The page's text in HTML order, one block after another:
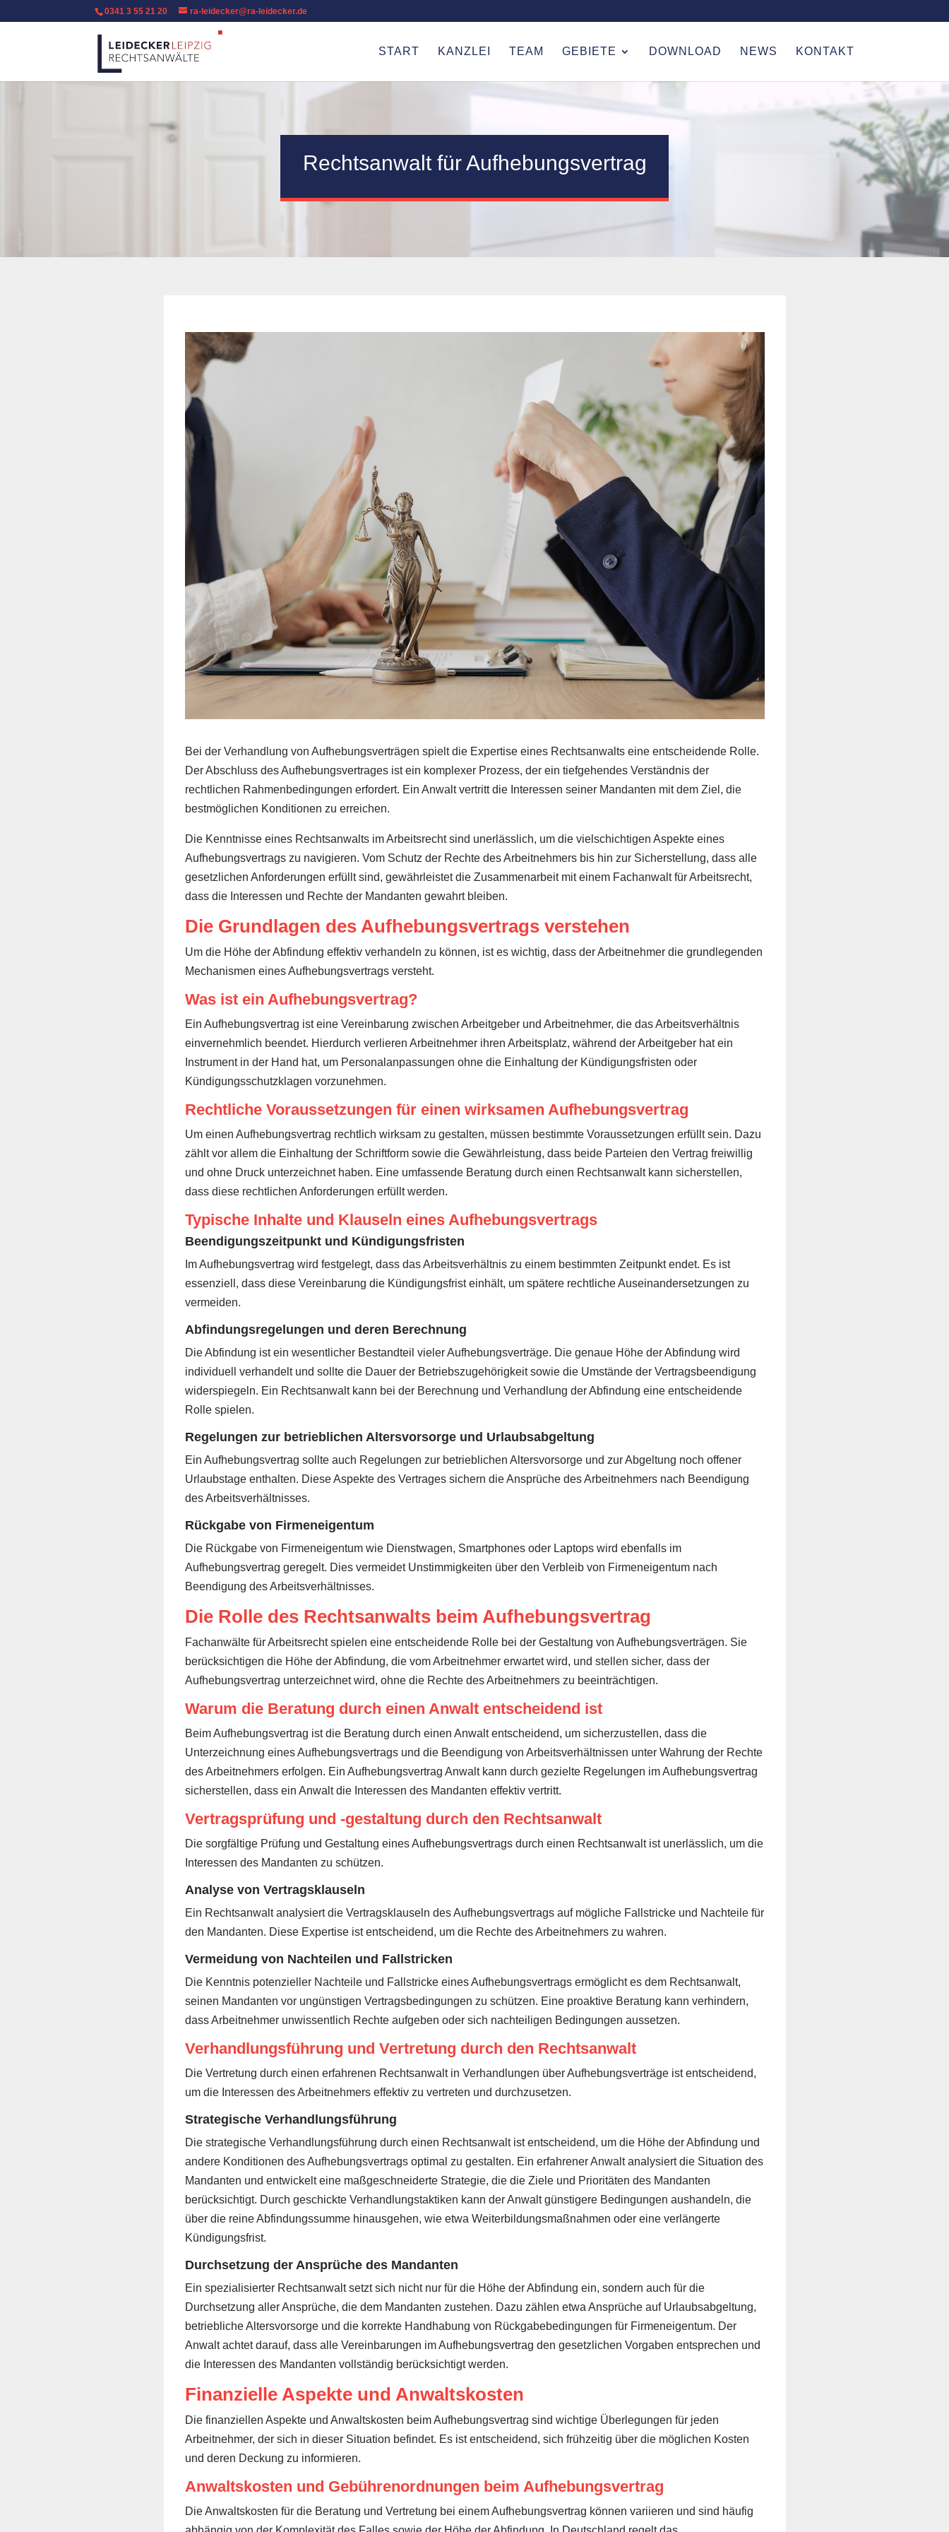
0341 3 55 21 20 ra-leidecker@ra-leidecker.de
START KANZLEI TEAM GEBIETE DOWNLOAD NEWS KONTAKT
Rechtsanwalt für Aufhebungsvertrag
Bei der Verhandlung von Aufhebungsverträgen spielt die Expertise eines Rechtsanwalts eine entscheidende Rolle.
Der Abschluss des Aufhebungsvertrages ist ein komplexer Prozess, der ein tiefgehendes Verständnis der
rechtlichen Rahmenbedingungen erfordert. Ein Anwalt vertritt die Interessen seiner Mandanten mit dem Ziel, die
bestmöglichen Konditionen zu erreichen.
Die Kenntnisse eines Rechtsanwalts im Arbeitsrecht sind unerlässlich, um die vielschichtigen Aspekte eines
Aufhebungsvertrags zu navigieren. Vom Schutz der Rechte des Arbeitnehmers bis hin zur Sicherstellung, dass alle
gesetzlichen Anforderungen erfüllt sind, gewährleistet die Zusammenarbeit mit einem Fachanwalt für Arbeitsrecht,
dass die Interessen und Rechte der Mandanten gewahrt bleiben.
Die Grundlagen des Aufhebungsvertrags verstehen
Um die Höhe der Abfindung effektiv verhandeln zu können, ist es wichtig, dass der Arbeitnehmer die grundlegenden
Mechanismen eines Aufhebungsvertrags versteht.
Was ist ein Aufhebungsvertrag?
Ein Aufhebungsvertrag ist eine Vereinbarung zwischen Arbeitgeber und Arbeitnehmer, die das Arbeitsverhältnis
einvernehmlich beendet. Hierdurch verlieren Arbeitnehmer ihren Arbeitsplatz, während der Arbeitgeber hat ein
Instrument in der Hand hat, um Personalanpassungen ohne die Einhaltung der Kündigungsfristen oder
Kündigungsschutzklagen vorzunehmen.
Rechtliche Voraussetzungen für einen wirksamen Aufhebungsvertrag
Um einen Aufhebungsvertrag rechtlich wirksam zu gestalten, müssen bestimmte Voraussetzungen erfüllt sein. Dazu
zählt vor allem die Einhaltung der Schriftform sowie die Gewährleistung, dass beide Parteien den Vertrag freiwillig
und ohne Druck unterzeichnet haben. Eine umfassende Beratung durch einen Rechtsanwalt kann sicherstellen,
dass diese rechtlichen Anforderungen erfüllt werden.
Typische Inhalte und Klauseln eines Aufhebungsvertrags
Beendigungszeitpunkt und Kündigungsfristen
Im Aufhebungsvertrag wird festgelegt, dass das Arbeitsverhältnis zu einem bestimmten Zeitpunkt endet. Es ist
essenziell, dass diese Vereinbarung die Kündigungsfrist einhält, um spätere rechtliche Auseinandersetzungen zu
vermeiden.
Abfindungsregelungen und deren Berechnung
Die Abfindung ist ein wesentlicher Bestandteil vieler Aufhebungsverträge. Die genaue Höhe der Abfindung wird
individuell verhandelt und sollte die Dauer der Betriebszugehörigkeit sowie die Umstände der Vertragsbeendigung
widerspiegeln. Ein Rechtsanwalt kann bei der Berechnung und Verhandlung der Abfindung eine entscheidende
Rolle spielen.
Regelungen zur betrieblichen Altersvorsorge und Urlaubsabgeltung
Ein Aufhebungsvertrag sollte auch Regelungen zur betrieblichen Altersvorsorge und zur Abgeltung noch offener
Urlaubstage enthalten. Diese Aspekte des Vertrages sichern die Ansprüche des Arbeitnehmers nach Beendigung
des Arbeitsverhältnisses.
Rückgabe von Firmeneigentum
Die Rückgabe von Firmeneigentum wie Dienstwagen, Smartphones oder Laptops wird ebenfalls im
Aufhebungsvertrag geregelt. Dies vermeidet Unstimmigkeiten über den Verbleib von Firmeneigentum nach
Beendigung des Arbeitsverhältnisses.
Die Rolle des Rechtsanwalts beim Aufhebungsvertrag
Fachanwälte für Arbeitsrecht spielen eine entscheidende Rolle bei der Gestaltung von Aufhebungsverträgen. Sie
berücksichtigen die Höhe der Abfindung, die vom Arbeitnehmer erwartet wird, und stellen sicher, dass der
Aufhebungsvertrag unterzeichnet wird, ohne die Rechte des Arbeitnehmers zu beeinträchtigen.
Warum die Beratung durch einen Anwalt entscheidend ist
Beim Aufhebungsvertrag ist die Beratung durch einen Anwalt entscheidend, um sicherzustellen, dass die
Unterzeichnung eines Aufhebungsvertrags und die Beendigung von Arbeitsverhältnissen unter Wahrung der Rechte
des Arbeitnehmers erfolgen. Ein Aufhebungsvertrag Anwalt kann durch gezielte Regelungen im Aufhebungsvertrag
sicherstellen, dass ein Anwalt die Interessen des Mandanten effektiv vertritt.
Vertragsprüfung und -gestaltung durch den Rechtsanwalt
Die sorgfältige Prüfung und Gestaltung eines Aufhebungsvertrags durch einen Rechtsanwalt ist unerlässlich, um die
Interessen des Mandanten zu schützen.
Analyse von Vertragsklauseln
Ein Rechtsanwalt analysiert die Vertragsklauseln des Aufhebungsvertrags auf mögliche Fallstricke und Nachteile für
den Mandanten. Diese Expertise ist entscheidend, um die Rechte des Arbeitnehmers zu wahren.
Vermeidung von Nachteilen und Fallstricken
Die Kenntnis potenzieller Nachteile und Fallstricke eines Aufhebungsvertrags ermöglicht es dem Rechtsanwalt,
seinen Mandanten vor ungünstigen Vertragsbedingungen zu schützen. Eine proaktive Beratung kann verhindern,
dass Arbeitnehmer unwissentlich Rechte aufgeben oder sich nachteiligen Bedingungen aussetzen.
Verhandlungsführung und Vertretung durch den Rechtsanwalt
Die Vertretung durch einen erfahrenen Rechtsanwalt in Verhandlungen über Aufhebungsverträge ist entscheidend,
um die Interessen des Arbeitnehmers effektiv zu vertreten und durchzusetzen.
Strategische Verhandlungsführung
Die strategische Verhandlungsführung durch einen Rechtsanwalt ist entscheidend, um die Höhe der Abfindung und
andere Konditionen des Aufhebungsvertrags optimal zu gestalten. Ein erfahrener Anwalt analysiert die Situation des
Mandanten und entwickelt eine maßgeschneiderte Strategie, die die Ziele und Prioritäten des Mandanten
berücksichtigt. Durch geschickte Verhandlungstaktiken kann der Anwalt günstigere Bedingungen aushandeln, die
über die reine Abfindungssumme hinausgehen, wie etwa Weiterbildungsmaßnahmen oder eine verlängerte
Kündigungsfrist.
Durchsetzung der Ansprüche des Mandanten
Ein spezialisierter Rechtsanwalt setzt sich nicht nur für die Höhe der Abfindung ein, sondern auch für die
Durchsetzung aller Ansprüche, die dem Mandanten zustehen. Dazu zählen etwa Ansprüche auf Urlaubsabgeltung,
betriebliche Altersvorsorge und die korrekte Handhabung von Rückgabebedingungen für Firmeneigentum. Der
Anwalt achtet darauf, dass alle Vereinbarungen im Aufhebungsvertrag den gesetzlichen Vorgaben entsprechen und
die Interessen des Mandanten vollständig berücksichtigt werden.
Finanzielle Aspekte und Anwaltskosten
Die finanziellen Aspekte und Anwaltskosten beim Aufhebungsvertrag sind wichtige Überlegungen für jeden
Arbeitnehmer, der sich in dieser Situation befindet. Es ist entscheidend, sich frühzeitig über die möglichen Kosten
und deren Deckung zu informieren.
Anwaltskosten und Gebührenordnungen beim Aufhebungsvertrag
Die Anwaltskosten für die Beratung und Vertretung bei einem Aufhebungsvertrag können variieren und sind häufig